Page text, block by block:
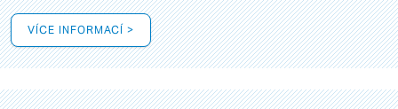
VÍCE INFORMACÍ >